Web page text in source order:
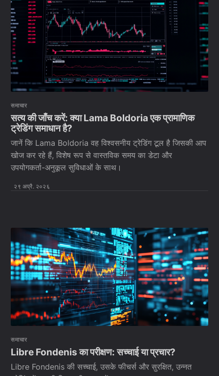
समाचार
सत्य की जाँच करें: क्या Lama Boldoria एक प्रामाणिक
ट्रेडिंग समाधान है?
जानें कि Lama Boldoria वह विश्वसनीय ट्रेडिंग टूल है जिसकी आप
खोज कर रहे हैं, विशेष रूप से वास्तविक समय का डेटा और
उपयोगकर्ता-अनुकूल सुविधाओं के साथ।
२९ अप्रै. २०२६
समाचार
Libre Fondenis का परीक्षण: सच्चाई या प्रचार?
Libre Fondenis की सच्चाई, उसके फीचर्स और सुरक्षित, उन्नत